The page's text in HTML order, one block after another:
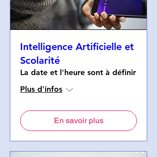
Intelligence Artificielle et
Scolarité
La date et l'heure sont à définir
Plus d'infos
En savoir plus